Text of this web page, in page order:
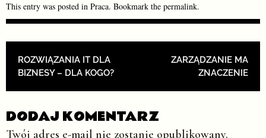
This entry was posted in Praca. Bookmark the permalink.
POST NAVIGATION
ROZWIĄZANIA IT DLA
BIZNESY – DLA KOGO?
ZARZĄDZANIE MA
ZNACZENIE
DODAJ KOMENTARZ
Twój adres e-mail nie zostanie opublikowany.